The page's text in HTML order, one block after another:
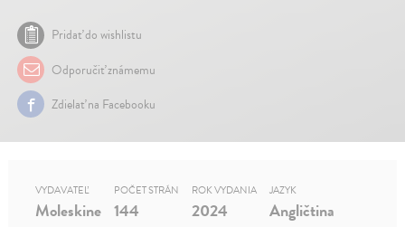
Pridať do wishlistu
Odporučiť známemu
Zdielať na Facebooku
VYDAVATEĽ
Moleskine
POČET STRÁN
144
ROK VYDANIA
2024
JAZYK
Angličtina